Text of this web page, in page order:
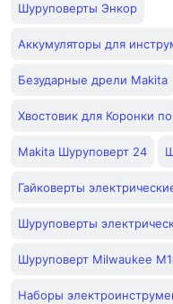
Шуруповерты Энкор
Аккумуляторы для
Безударные дрели Makita
Хвостовик для Коронки
Makita Шуруповерт 24
Гайковерты
Шуруповерты
Шуруповерт Milwaukee
Наборы